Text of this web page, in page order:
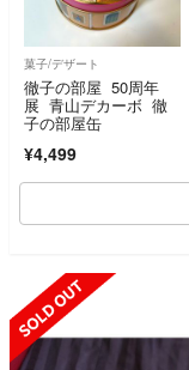
菓子/デザート
徹子の部屋 50周年
展 青山デカーボ 徹
子の部屋缶
¥4,499